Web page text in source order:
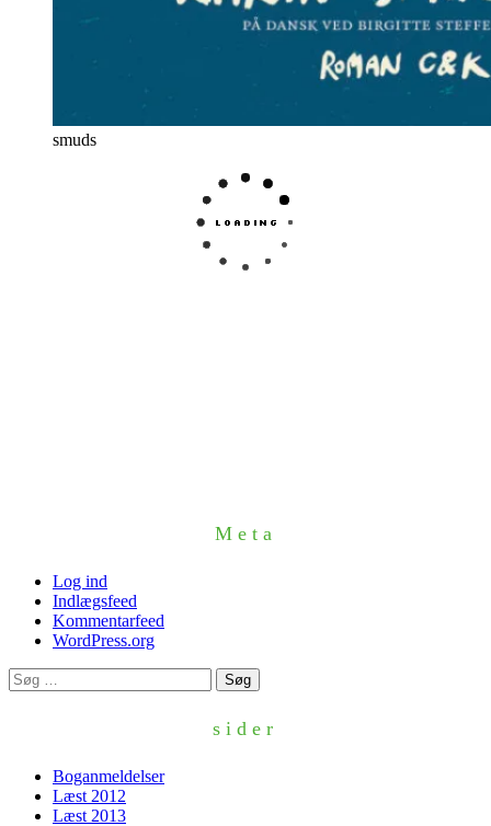
smuds
Meta
Log ind
Indlægsfeed
Kommentarfeed
WordPress.org
Søg
efter:
sider
Boganmeldelser
Læst 2012
Læst 2013